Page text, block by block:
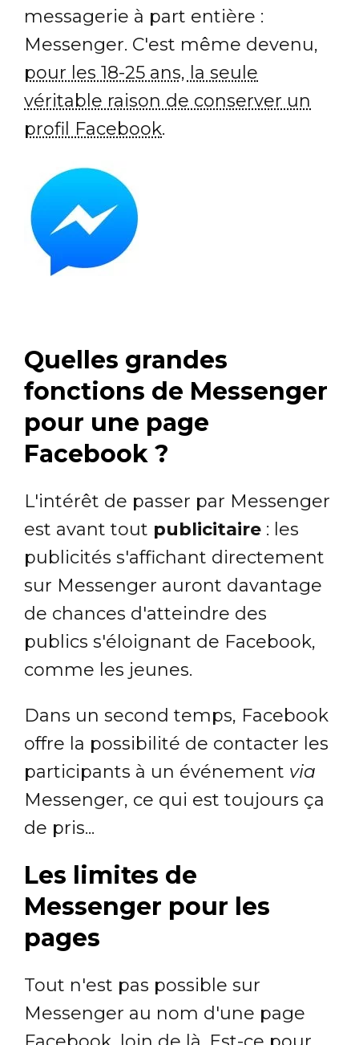
messagerie à part entière :
Messenger. C'est même devenu,
pour les 18-25 ans, la seule
véritable raison de conserver un
profil Facebook.
Quelles grandes
fonctions de Messenger
pour une page
Facebook ?
L'intérêt de passer par Messenger
est avant tout publicitaire : les
publicités s'affichant directement
sur Messenger auront davantage
de chances d'atteindre des
publics s'éloignant de Facebook,
comme les jeunes.
Dans un second temps, Facebook
offre la possibilité de contacter les
participants à un événement via
Messenger, ce qui est toujours ça
de pris...
Les limites de
Messenger pour les
pages
Tout n'est pas possible sur
Messenger au nom d'une page